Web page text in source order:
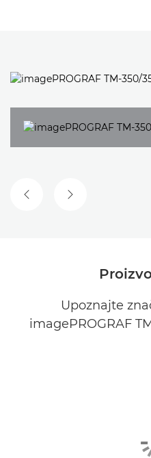
PRETHODNI SLAJD
SLJEDEĆI SLAJD
Upoznajte
imagePROGRAF